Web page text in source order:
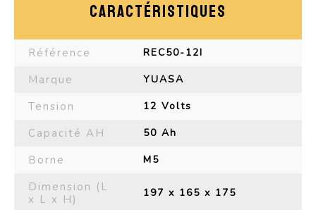
CARACTÉRISTIQUES
Référence REC50-12I
Marque YUASA
Tension 12 Volts
Capacité AH 50 Ah
Borne M5
Dimension (L
x L x H)
197 x 165 x 175